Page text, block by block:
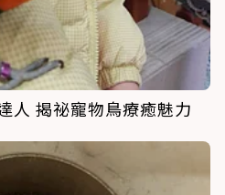
人 揭祕寵物鳥療癒魅力